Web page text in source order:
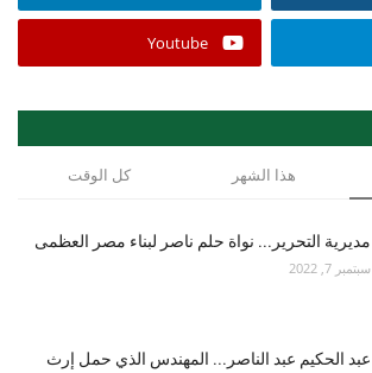
Youtube
هذا الشهر كل الوقت
مديرية التحرير... نواة حلم ناصر لبناء مصر العظمى
سبتمبر 7, 2022
عبد الحكيم عبد الناصر... المهندس الذي حمل إرث